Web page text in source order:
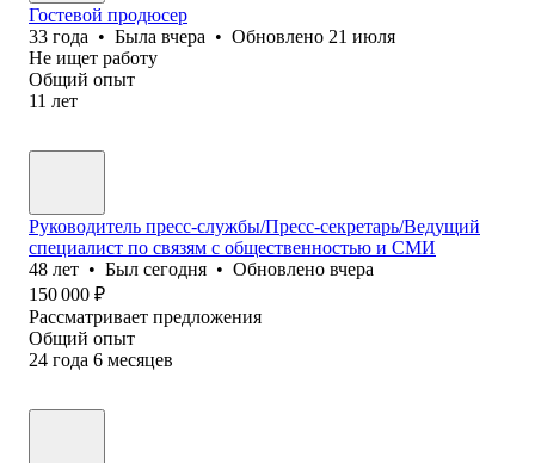
Гостевой продюсер
33 года • Была вчера • Обновлено 21 июля
Не ищет работу
Общий опыт
11 лет
Руководитель пресс-службы/Пресс-секретарь/Ведущий
специалист по связям с общественностью и СМИ
48 лет • Был сегодня • Обновлено вчера
150 000 ₽
Рассматривает предложения
Общий опыт
24 года 6 месяцев